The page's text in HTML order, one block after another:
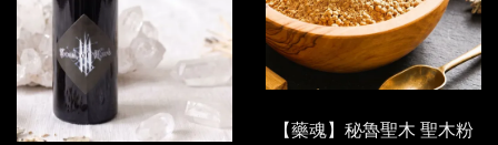
【藥魂】秘魯聖木 聖木粉